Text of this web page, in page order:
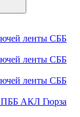
ленты СББ
ленты СББ
ленты СББ
ПББ АКЛ Гюрза